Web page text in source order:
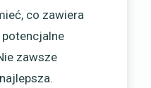
co zawiera
zawsze